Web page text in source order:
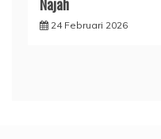
24 Februari 2026